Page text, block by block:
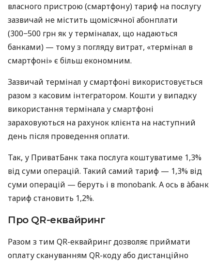
власного пристрою (смартфону) тариф на послугу
зазвичай не містить щомісячної абонплати
(300−500 грн як у терміналах, що надаються
банками) — тому з погляду витрат, «термінал в
смартфоні» є більш економним.
Зазвичай термінал у смартфоні використовується
разом з касовим інтегратором. Кошти у випадку
використання термінала у смартфоні
зараховуються на рахунок клієнта на наступний
день після проведення оплати.
Так, у ПриватБанк така послуга коштуватиме 1,3%
від суми операцій. Такий самий тариф — 1,3% від
суми операцій — беруть і в monobank. А ось в àбанк
тариф становить 1,2%.
Про QR-еквайринг
Разом з тим QR-еквайринг дозволяє приймати
оплату скануванням QR-коду або дистанційно